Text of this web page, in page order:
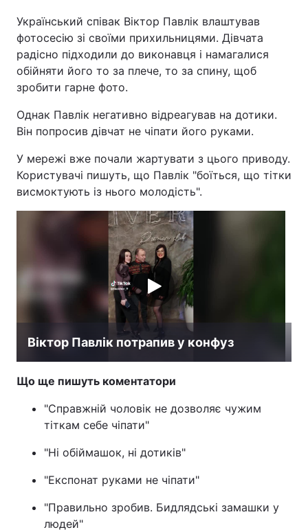
Український співак Віктор Павлік влаштував
фотосесію зі своїми прихильницями. Дівчата
радісно підходили до виконавця і намагалися
обійняти його то за плече, то за спину, щоб
зробити гарне фото.
Однак Павлік негативно відреагував на дотики.
Він попросив дівчат не чіпати його руками.
У мережі вже почали жартувати з цього приводу.
Користувачі пишуть, що Павлік "боїться, що тітки
висмоктують із нього молодість".
Віктор Павлік потрапив у конфуз
Що ще пишуть коментатори
"Справжній чоловік не дозволяє чужим
тіткам себе чіпати"
"Ні обіймашок, ні дотиків"
"Експонат руками не чіпати"
"Правильно зробив. Бидлядські замашки у
людей"